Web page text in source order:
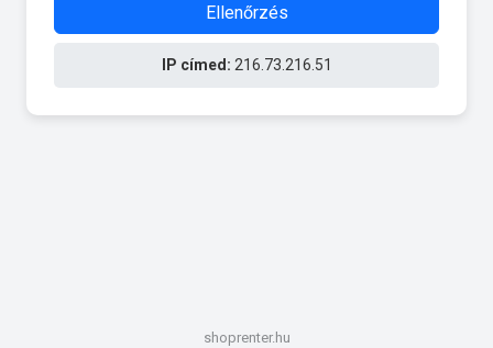
Ellenőrzés
IP címed: 216.73.216.51
shoprenter.hu